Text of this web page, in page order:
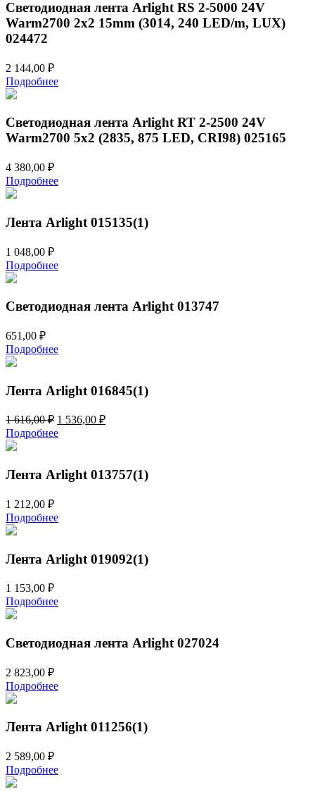
Светодиодная лента Arlight RS 2-5000 24V
Warm2700 2x2 15mm (3014, 240 LED/m, LUX)
024472
2 144,00 ₽
Подробнее
Светодиодная лента Arlight RT 2-2500 24V
Warm2700 5x2 (2835, 875 LED, CRI98) 025165
4 380,00 ₽
Подробнее
Лента Arlight 015135(1)
1 048,00 ₽
Подробнее
Светодиодная лента Arlight 013747
651,00 ₽
Подробнее
Лента Arlight 016845(1)
1 616,00₽ Первоначальная
цена
составляла
616,00 ₽.
1 536,00 ₽Текущая
Подробнее
Лента Arlight 013757(1)
1 212,00 ₽
Подробнее
Лента Arlight 019092(1)
1 153,00 ₽
Подробнее
Светодиодная лента Arlight 027024
2 823,00 ₽
Подробнее
Лента Arlight 011256(1)
2 589,00 ₽
Подробнее